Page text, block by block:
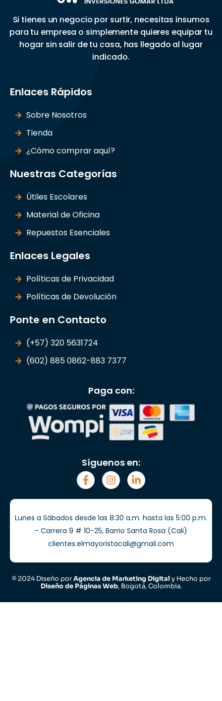
Si tienes un negocio por surtir, necesitas insumos
para tu empresa o simplemente quieres equipar tu
hogar sin salir de tu casa, has llegado al lugar
indicado.
Enlaces Rápidos
Sobre Nosotros
Tienda
¿Cómo comprar aquí?
Nuestras Categorías
Útiles Escolares
Material de Oficina
Repuestos Esenciales
Enlaces Legales
Políticas de Privacidad
Políticas de Devolución
Ponte en Contacto
(+57) 320 5631724
(602) 885 0862-883 7377
Paga con:
Síguenos en:
Lunes a Sábados desde las 8:30 a.m. hasta las 5:00 p.m.
- Carrera 9 # 10-25, Barrio Santa Rosa (Cali)
clientes.elmayoristacali@gmail.com
© 2024 Diseño porAgencia de Marketing Digitaly Hecho por
Diseño de Páginas Web, Bogotá, Colombia.